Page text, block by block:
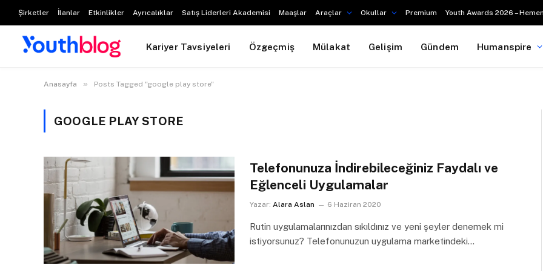
Şirketler İlanlar Etkinlikler Ayrıcalıklar Satış Liderleri Akademisi Maaşlar Araçlar Okullar Premium Youth Awards 2026 –
Kariyer Tavsiyeleri Özgeçmiş Mülakat Gelişim Gündem Humanspire
Anasayfa » Posts Tagged "google play store"
GOOGLE PLAY STORE
Telefonunuza İndirebileceğiniz Faydalı ve
Eğlenceli Uygulamalar
Yazar: Alara Aslan 6 Haziran 2020
Rutin uygulamalarınızdan sıkıldınız ve yeni şeyler denemek mi
istiyorsunuz? Telefonunuzun uygulama marketindeki…